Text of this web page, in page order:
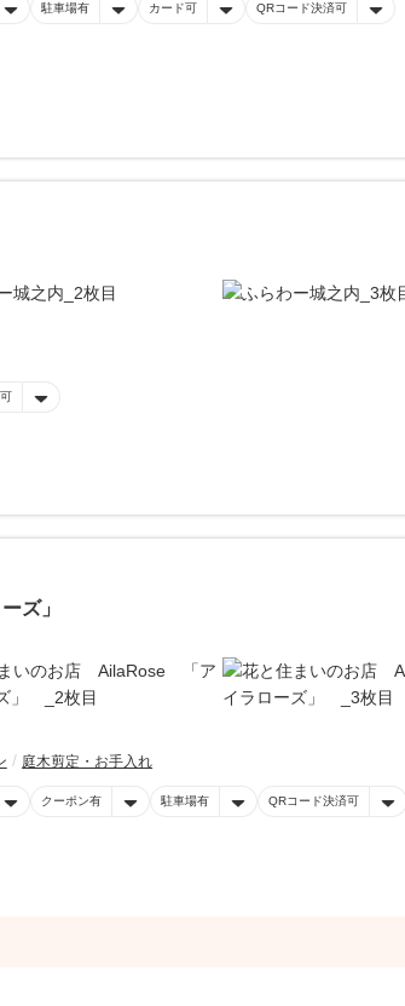
駐車場有 カード可 QRコード決済可
ーズ」
庭木剪定・お手入れ
クーポン有 駐車場有 QRコード決済可